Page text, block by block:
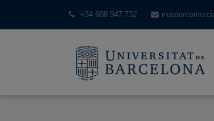
+34 608 947 732